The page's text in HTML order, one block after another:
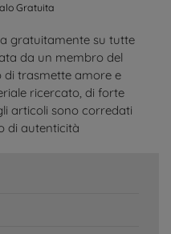
Gratuita
gratuitamente su tutte
da un membro del
di trasmette amore e
ricercato, di forte
articoli sono corredati
di autenticità